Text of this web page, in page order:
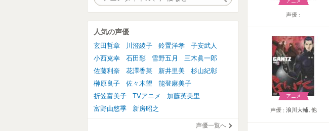
声優
アニメ
声優 浪川大輔､他
人気の声優
玄田哲章 川澄綾子 鈴置洋孝
子安武人
小西克幸
石田彰 雪野五月
三木眞一郎
佐藤利奈
花澤香菜 新井里美
杉山紀彰
榊原良子
佐々木望
能登麻美子
折笠富美子
TVアニメ
加藤英美里
富野由悠季
新房昭之
声優一覧へ